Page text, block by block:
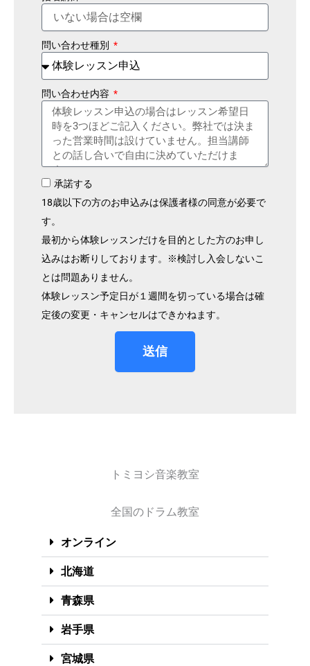
問い合わせ種別
問い合わせ内容
承諾する
18歳以下の方のお申込みは保護者様の同意が必要で
す。
最初から体験レッスンだけを目的とした方のお申し
込みはお断りしております。※検討し入会しないこ
とは問題ありません。
体験レッスン予定日が１週間を切っている場合は確
定後の変更・キャンセルはできかねます。
送信
トミヨシ音楽教室
全国のドラム教室
オンライン
北海道
青森県
岩手県
宮城県